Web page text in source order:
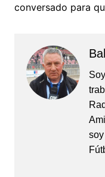
conversado para